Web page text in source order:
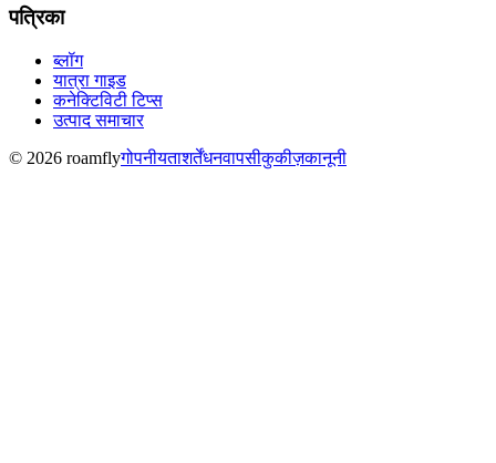
पत्रिका
ब्लॉग
यात्रा गाइड
कनेक्टिविटी टिप्स
उत्पाद समाचार
© 2026 roamflyगोपनीयताशर्तेंधनवापसीकुकीज़कानूनी